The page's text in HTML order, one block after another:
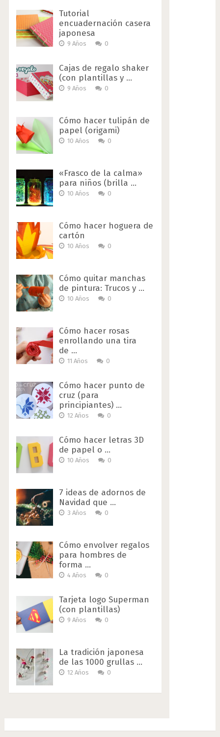
Tutorial
encuadernación casera
japonesa
9 Años 0
Cajas de regalo shaker
(con plantillas y …
9 Años 0
Cómo hacer tulipán de
papel (origami)
10 Años 0
«Frasco de la calma»
para niños (brilla …
10 Años 0
Cómo hacer hoguera de
cartón
10 Años 0
Cómo quitar manchas
de pintura: Trucos y …
10 Años 0
Cómo hacer rosas
enrollando una tira
de …
11 Años 0
Cómo hacer punto de
cruz (para
principiantes) …
12 Años 0
Cómo hacer letras 3D
de papel o …
10 Años 0
7 ideas de adornos de
Navidad que …
3 Años 0
Cómo envolver regalos
para hombres de
forma …
4 Años 0
Tarjeta logo Superman
(con plantillas)
9 Años 0
La tradición japonesa
de las 1000 grullas …
12 Años 0